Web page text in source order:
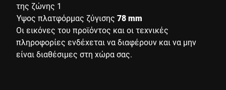
της ζώνης 1
Ύψος πλατφόρμας ζύγισης 78 mm
Οι εικόνες του προϊόντος και οι τεχνικές
πληροφορίες ενδέχεται να διαφέρουν και να μην
είναι διαθέσιμες στη χώρα σας.